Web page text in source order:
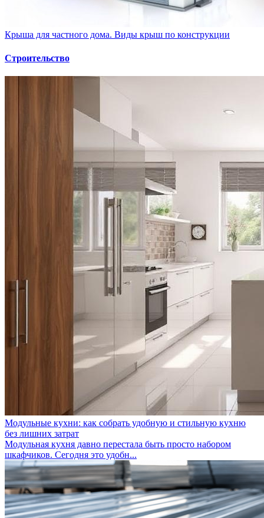
Крыша для частного дома. Виды крыш по конструкции
Строительство
Модульные кухни: как собрать удобную и стильную кухню
без лишних затрат
Модульная кухня давно перестала быть просто набором
шкафчиков. Сегодня это удобн...